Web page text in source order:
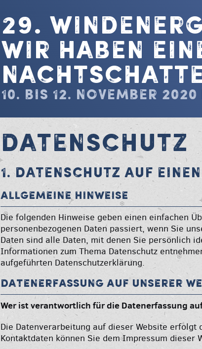
29.
Wir haben
10. bis 12. November
DATENSCHUTZ
1. DATENSCHUTZ AUF
Allgemeine Hinweise
Die folgenden Hinweise geben einen einfachen
personenbezogenen Daten passiert, wenn Sie
Daten sind alle Daten, mit denen Sie persönlich
Informationen zum Thema Datenschutz
aufgeführten Datenschutzerklärung.
Datenerfassung auf unserer
Wer ist verantwortlich für die Datenerfassung
Die Datenverarbeitung auf dieser Website erfolgt
Kontaktdaten können Sie dem Impressum dieser